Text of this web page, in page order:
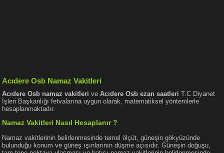
Acıdere Osb Namaz Vakitleri
Acıdere Osb namaz vakitleri veAcıdere Osb ezan saatleri T.C Diyanet
İşleri Başkanlığı fetvalarına uygun olarak, matematiksel yöntemlerle
hesaplanmaktadır.
Namaz Vakitleri Nasıl Hesaplanır ?
Namaz vakitlerinin belirlenmesinde temel ölçüt, güneşin gökyüzünde
bulunduğu konum ve güneş ışınlarının düşme açısıdır. Güneşin doğuşu,